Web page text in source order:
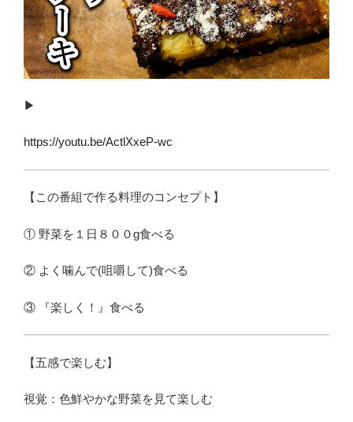
▶︎
https://youtu.be/ActlXxeP-wc
【この番組で作る料理のコンセプト】
① 野菜を１日８００g食べる
② よく噛んで(咀嚼して)食べる
③ 『楽しく！』食べる
【五感で楽しむ】
視覚：色鮮やかな野菜を見て楽しむ